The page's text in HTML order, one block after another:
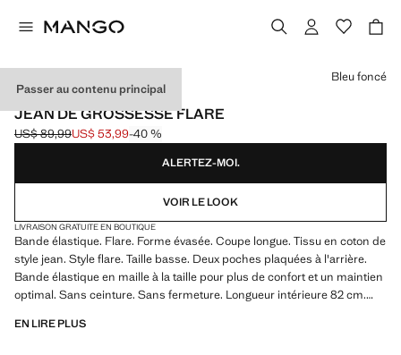
Passer au contenu principal
GROSSESSE
JEAN DE GROSSESSE FLARE
Prix initial barré [US$ 89,99 ]
US$ 89,99
Prix actuel [US$ 53,99 ]
US$ 53,99-40 %
Choisissez une couleur
Bleu foncé
ALERTEZ-MOI.
VOIR LE LOOK
LIVRAISON GRATUITE EN BOUTIQUE
Bande élastique. Flare. Forme évasée. Coupe longue. Tissu en coton de
style jean. Style flare. Taille basse. Deux poches plaquées à l'arrière.
Bande élastique en maille à la taille pour plus de confort et un maintien
optimal. Sans ceinture. Sans fermeture. Longueur intérieure 82 cm.
Grossesse. Taille élastiquée
EN LIRE PLUS